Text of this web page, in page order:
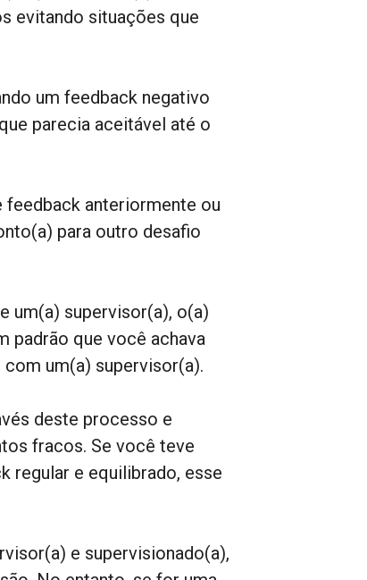
evitando situações que
um feedback negativo
parecia aceitável até o
feedback anteriormente ou
para outro desafio
um(a) supervisor(a), o(a)
padrão que você achava
um(a) supervisor(a).
deste processo e
fracos. Se você teve
regular e equilibrado, esse
e supervisionado(a),